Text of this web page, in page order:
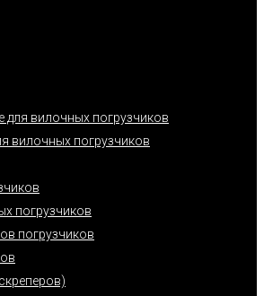
вилочных погрузчиков
вилочных погрузчиков
погрузчиков
погрузчиков